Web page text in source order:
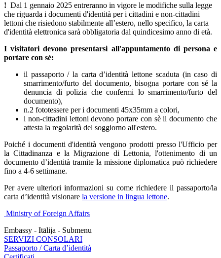
! Dal 1 gennaio 2025 entreranno in vigore le modifiche sulla legge
che riguarda i documenti d'identità per i cittadini e non-cittadini
lettoni che risiedono stabilmente all’estero, nello specifico, la carta
d'identità elettronica sarà obbligatoria dal quindicesimo anno di età.
I visitatori devono presentarsi all'appuntamento di persona e
portare con sé:
il passaporto / la carta d’identità lettone scaduta (in caso di
smarrimento/furto del documento, bisogna portare con sé la
denuncia di polizia che confermi lo smarrimento/furto del
documento),
n.2 fototessere per i documenti 45x35mm a colori,
i non-cittadini lettoni devono portare con sè il documento che
attesta la regolarità del soggiorno all'estero.
Poiché i documenti d'identità vengono prodotti presso l'Ufficio per
la Cittadinanza e la Migrazione di Lettonia, l'ottenimento di un
documento d’identità tramite la missione diplomatica può richiedere
fino a 4-6 settimane.
Per avere ulteriori informazioni su come richiedere il passaporto/la
carta d’identità visionare la versione in lingua lettone.
Ministry of Foreign Affairs
Embassy - Itālija - Submenu
SERVIZI CONSOLARI
Passaporto / Carta d’identità